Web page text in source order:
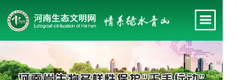
끀
首页
关于我们